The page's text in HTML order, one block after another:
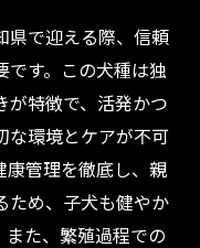
県で迎える際、信頼
です。この犬種は独
が特徴で、活発かつ
な環境とケアが不可
康管理を徹底し、親
ため、子犬も健やか
た、繁殖過程での